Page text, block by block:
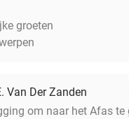
groeten
Van Der Zanden
om naar het Afas te